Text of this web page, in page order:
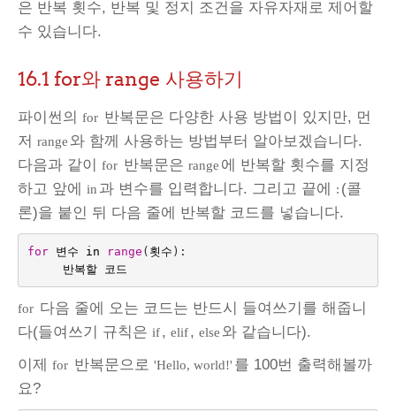
은 반복 횟수, 반복 및 정지 조건을 자유자재로 제어할
수 있습니다.
16.1 for와 range 사용하기
파이썬의 for 반복문은 다양한 사용 방법이 있지만, 먼
저 range 와 함께 사용하는 방법부터 알아보겠습니다.
다음과 같이 for 반복문은 range 에 반복할 횟수를 지정
하고 앞에 in 과 변수를 입력합니다. 그리고 끝에 : (콜
론)을 붙인 뒤 다음 줄에 반복할 코드를 넣습니다.
for 변수 in range ( 횟수 ):
반복할
코드
for 다음 줄에 오는 코드는 반드시 들여쓰기를 해줍니
다(들여쓰기 규칙은 if, elif, else 와 같습니다).
이제 for 반복문으로 'Hello, world!' 를 100번 출력해볼까
요?